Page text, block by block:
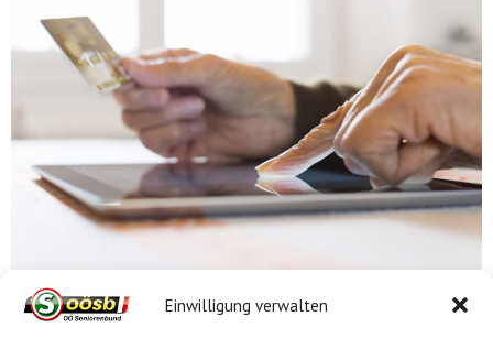
Einwilligung verwalten
Um im digitalen Zeitalter Schritt zu halten, braucht es die nötigen Kompetenzen im Umgang mit den mobilen Kanälen. Das bringt viele Vorteile und hilft, unser Leben einfacher zu gestalten. So lassen sich mit Smartphone und Internet Behördenwege und Bankgeschäfte bequem und sicher online erledigen. Workshops für OÖ Seniorenbund-Ortsgruppen In Zusammenarbeit mit Raiffeisen Oberösterreich werden Workshops zur digitalen Abwicklung […]